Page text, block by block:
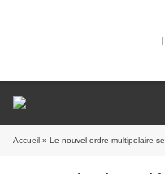
Accueil » Le nouvel ordre multipolaire selon